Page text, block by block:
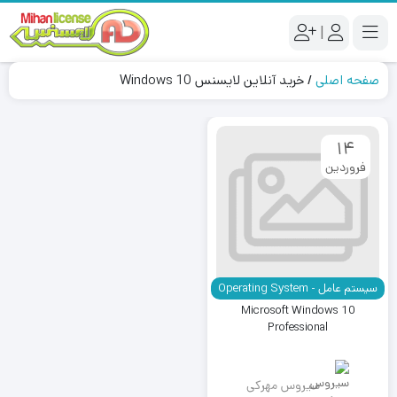
|
صفحه اصلی/خرید آنلاین لایسنس Windows 10
سیستم عامل - Operating System
14
فروردین
Microsoft Windows 10
Professional
سیروس مهرکی